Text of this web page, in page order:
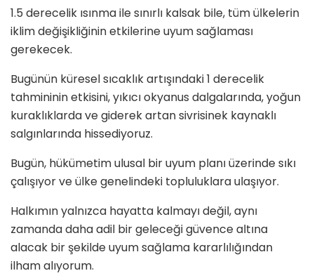
1.5 derecelik ısınma ile sınırlı kalsak bile, tüm ülkelerin
iklim değişikliğinin etkilerine uyum sağlaması
gerekecek.
Bugünün küresel sıcaklık artışındaki 1 derecelik
tahmininin etkisini, yıkıcı okyanus dalgalarında, yoğun
kuraklıklarda ve giderek artan sivrisinek kaynaklı
salgınlarında hissediyoruz.
Bugün, hükümetim ulusal bir uyum planı üzerinde sıkı
çalışıyor ve ülke genelindeki topluluklara ulaşıyor.
Halkımın yalnızca hayatta kalmayı değil, aynı
zamanda daha adil bir geleceği güvence altına
alacak bir şekilde uyum sağlama kararlılığından
ilham alıyorum.